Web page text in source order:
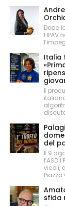
Dopo
FIPAV
Italia
Il
del
Il 9
l’ASD
vicoli,
Piazza
sfida